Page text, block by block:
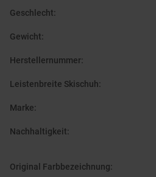
Geschlecht:
Gewicht:
Herstellernummer:
Leistenbreite Skischuh:
Marke:
Nachhaltigkeit:
Original Farbbezeichnung: